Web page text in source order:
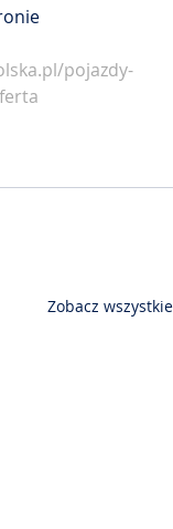
pojazdy-
Zobacz wszystkie